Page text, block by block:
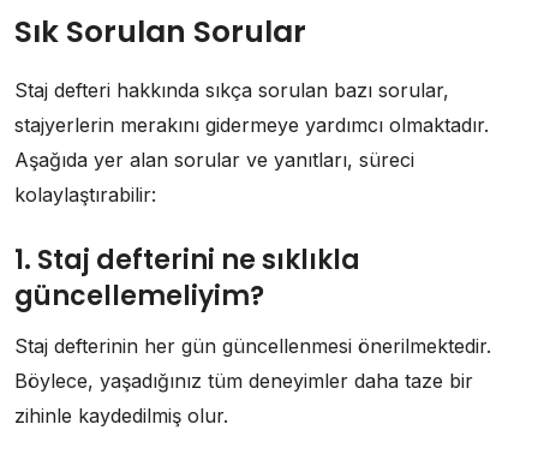
Sık Sorulan Sorular
Staj defteri hakkında sıkça sorulan bazı sorular,
stajyerlerin merakını gidermeye yardımcı olmaktadır.
Aşağıda yer alan sorular ve yanıtları, süreci
kolaylaştırabilir:
1. Staj defterini ne sıklıkla
güncellemeliyim?
Staj defterinin her gün güncellenmesi önerilmektedir.
Böylece, yaşadığınız tüm deneyimler daha taze bir
zihinle kaydedilmiş olur.